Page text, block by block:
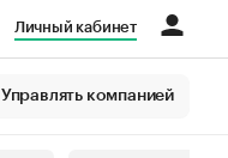
Личный кабинет
Управлять компанией